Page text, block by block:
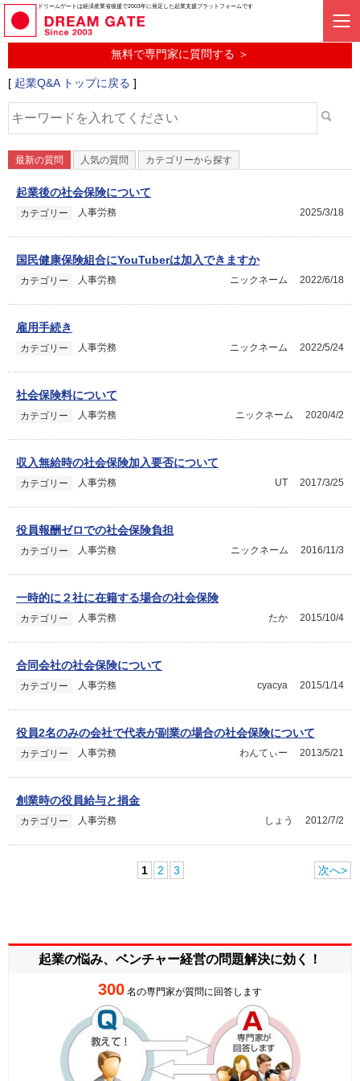
ドリームゲートは経済産業省後援で2003年に発足した起業支援プラットフォームです
起業に関するみんなの質問投稿サービス
起業Q&A
無料で専門家に質問する ＞
[ 起業Q&A トップに戻る ]
最新の質問 人気の質問 カテゴリーから探す
起業後の社会保険について
カテゴリー 人事労務 2025/3/18
国民健康保険組合にYouTuberは加入できますか
カテゴリー 人事労務 2022/6/18
ニックネーム
雇用手続き
カテゴリー 人事労務 2022/5/24
ニックネーム
社会保険料について
カテゴリー 人事労務 2020/4/2
ニックネーム
収入無給時の社会保険加入要否について
カテゴリー 人事労務 2017/3/25
UT
役員報酬ゼロでの社会保険負担
カテゴリー 人事労務 2016/11/3
ニックネーム
一時的に２社に在籍する場合の社会保険
カテゴリー 人事労務 2015/10/4
たか
合同会社の社会保険について
カテゴリー 人事労務 2015/1/14
cyacya
役員2名のみの会社で代表が副業の場合の社会保険について
カテゴリー 人事労務 2013/5/21
わんてぃー
創業時の役員給与と損金
カテゴリー 人事労務 2012/7/2
しょう
1 2 3 次へ>
起業の悩み、ベンチャー経営の問題解決に効く！
300 名の専門家が質問に回答します